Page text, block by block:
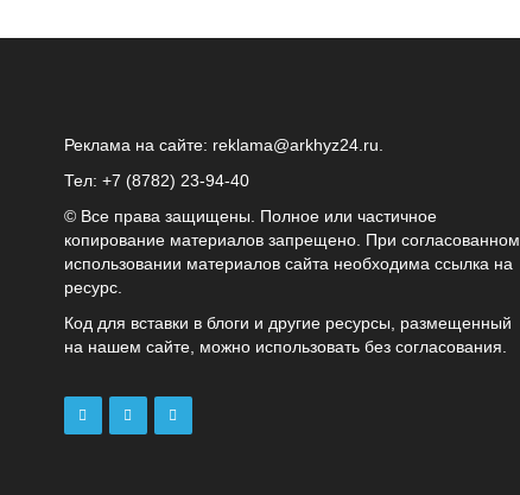
Реклама на сайте: reklama@arkhyz24.ru.
Тел: +7 (8782) 23‑94‑40
© Все права защищены. Полное или частичное
копирование материалов запрещено. При согласованном
использовании материалов сайта необходима ссылка на
ресурс.
Код для вставки в блоги и другие ресурсы, размещенный
на нашем сайте, можно использовать без согласования.